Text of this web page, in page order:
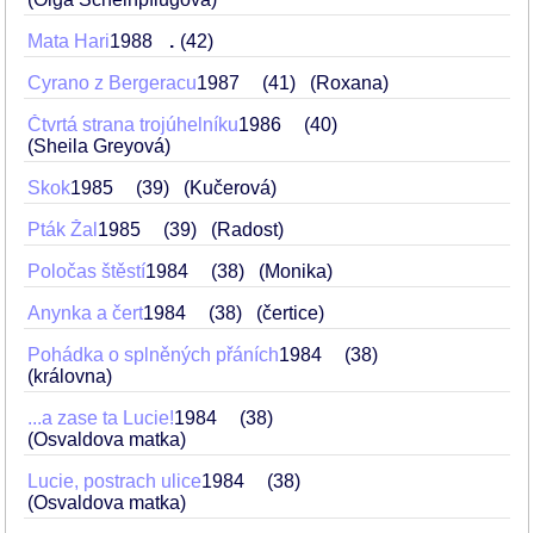
Mata Hari1988 . 42
Cyrano z Bergeracu1987 41 (Roxana)
Čtvrtá strana trojúhelníku1986
40
(Sheila Greyová)
Skok1985 39 (Kučerová)
Pták Žal 1985 39 (Radost)
Poločas štěstí1984 38 (Monika)
Anynka a čert1984 38 (čertice)
Pohádka o splněných přáních1984
38
(královna)
...a zase ta Lucie!1984
38
(Osvaldova matka)
Lucie, postrach ulice1984
38
(Osvaldova matka)